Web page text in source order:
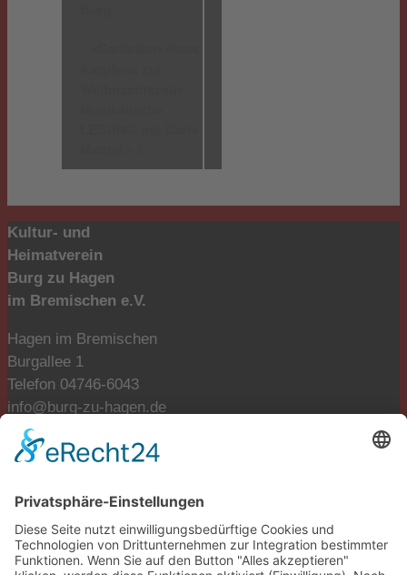
Kultur- und
Heimatverein
Burg zu Hagen
im Bremischen e.V.
Hagen im Bremischen
Burgallee 1
Telefon 04746-6043
info@burg-zu-hagen.de
Öffnungszeiten:
Mo. und Di. geschlossen
Fr., Sa., So. 13:00-17:00 Uhr
Tickets reservieren